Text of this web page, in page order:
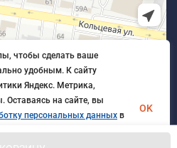
чтобы сделать ваше
удобным. К cайту
Яндекс. Метрика,
на сайте, вы
персональных данных в
обработки персональных
OK